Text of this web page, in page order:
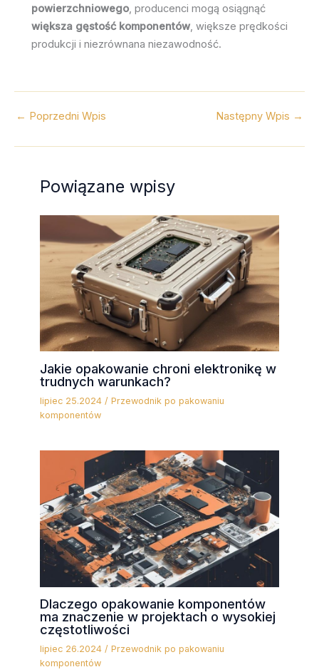
powierzchniowego, producenci mogą osiągnąć
większa gęstość komponentów, większe prędkości
produkcji i niezrównana niezawodność.
← Poprzedni Wpis Następny Wpis →
Powiązane wpisy
Jakie opakowanie chroni elektronikę w
trudnych warunkach?
lipiec 25.2024 /Przewodnik po pakowaniu
komponentów
Dlaczego opakowanie komponentów
ma znaczenie w projektach o wysokiej
częstotliwości
lipiec 26.2024/Przewodnik po pakowaniu
komponentów